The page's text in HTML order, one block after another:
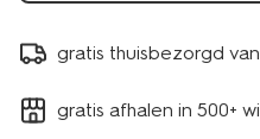
gratis thuisbezorgd
gratis afhalen in 500+